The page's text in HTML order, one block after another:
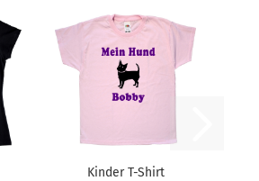
Kinder T-Shirt